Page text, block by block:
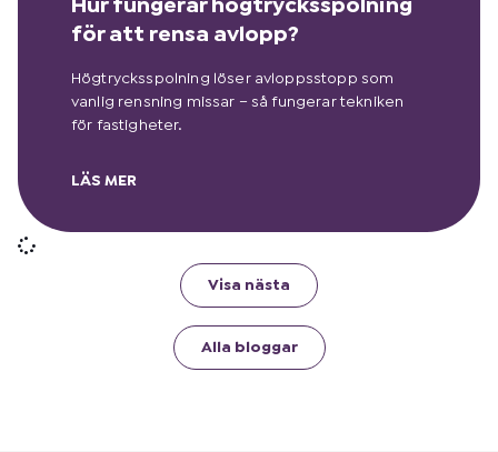
Hur fungerar högtrycksspolning
för att rensa avlopp?
Högtrycksspolning löser avloppsstopp som
vanlig rensning missar – så fungerar tekniken
för fastigheter.
LÄS MER
Visa nästa
Alla bloggar